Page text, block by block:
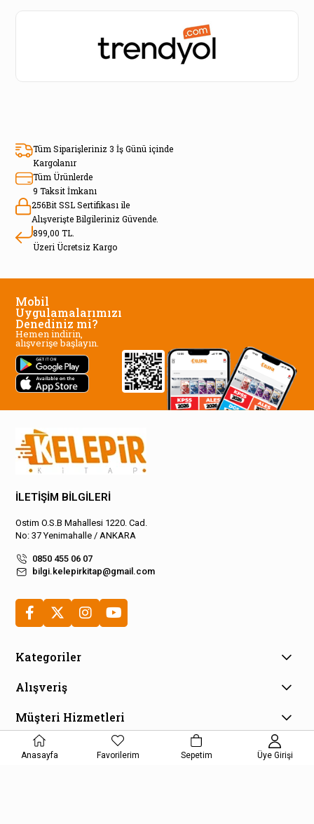
Tüm Siparişleriniz 3 İş Günü içinde
Kargolanır
Tüm Ürünlerde
9 Taksit İmkanı
256Bit SSL Sertifikası ile
Alışverişte Bilgileriniz Güvende.
899,00 TL.
Üzeri Ücretsiz Kargo
Mobil
Uygulamalarımızı
Denediniz mi?
Hemen indirin,
alışverişe başlayın.
İLETİŞİM BİLGİLERİ
Ostim O.S.B Mahallesi 1220. Cad.
No: 37 Yenimahalle / ANKARA
0850 455 06 07
bilgi.kelepirkitap@gmail.com
Kategoriler
Alışveriş
Müşteri Hizmetleri
E-Bülten Aboneliği
Kampanya ve fırsatlardan haberdar olmak için e-bültenimize
Anasayfa Favorilerim Sepetim Üye Girişi